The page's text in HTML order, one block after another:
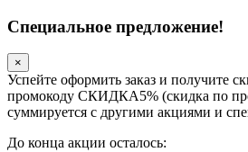
Специальное предложение!
×
Успейте оформить заказ и получите
промокоду СКИДКА5% (скидка по
суммируется с другими акциями и
До конца акции осталось: